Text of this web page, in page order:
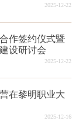
2025-12-22
作签约仪式暨
设研讨会
2025-12-22
在黎明职业大
2025-12-16